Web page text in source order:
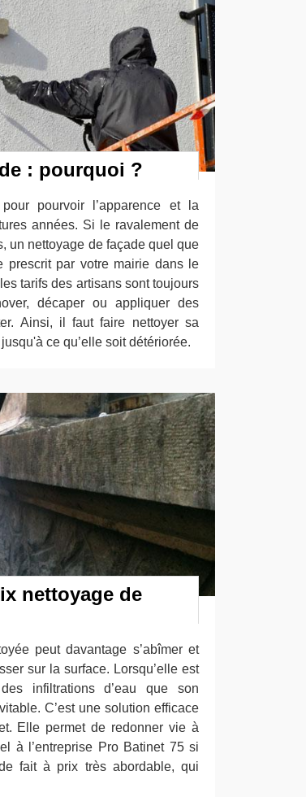
: pourquoi ?
pourvoir l’apparence et la
années. Si le ravalement de
un nettoyage de façade quel que
prescrit par votre mairie dans le
tarifs des artisans sont toujours
décaper ou appliquer des
Ainsi, il faut faire nettoyer sa
ce qu’elle soit détériorée.
nettoyage de
peut davantage s’abîmer et
sur la surface. Lorsqu’elle est
infiltrations d’eau que son
C’est une solution efficace
Elle permet de redonner vie à
à l’entreprise Pro Batinet 75 si
fait à prix très abordable, qui